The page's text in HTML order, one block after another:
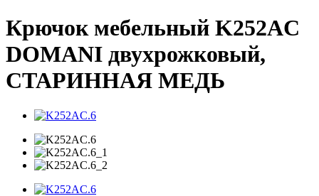
Крючок мебельный K252AC
DOMANI двухрожковый,
СТАРИННАЯ МЕДЬ